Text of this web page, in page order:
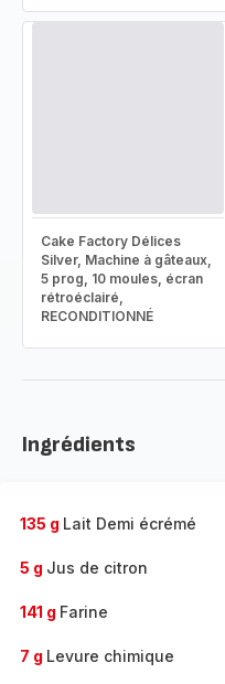
Cake Factory Délices
Silver, Machine à gâteaux,
5 prog, 10 moules, écran
rétroéclairé,
RECONDITIONNÉ
Ingrédients
135 g Lait Demi écrémé
5 g Jus de citron
141 g Farine
7 g Levure chimique